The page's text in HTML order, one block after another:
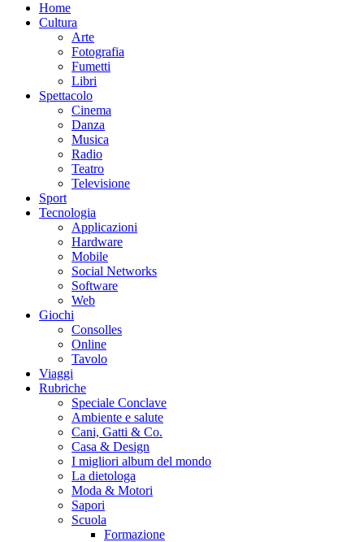
Home
Cultura
Arte
Fotografia
Fumetti
Libri
Spettacolo
Cinema
Danza
Musica
Radio
Teatro
Televisione
Sport
Tecnologia
Applicazioni
Hardware
Mobile
Social Networks
Software
Web
Giochi
Consolles
Online
Tavolo
Viaggi
Rubriche
Speciale Conclave
Ambiente e salute
Cani, Gatti & Co.
Casa & Design
I migliori album del mondo
La dietologa
Moda & Motori
Sapori
Scuola
Formazione